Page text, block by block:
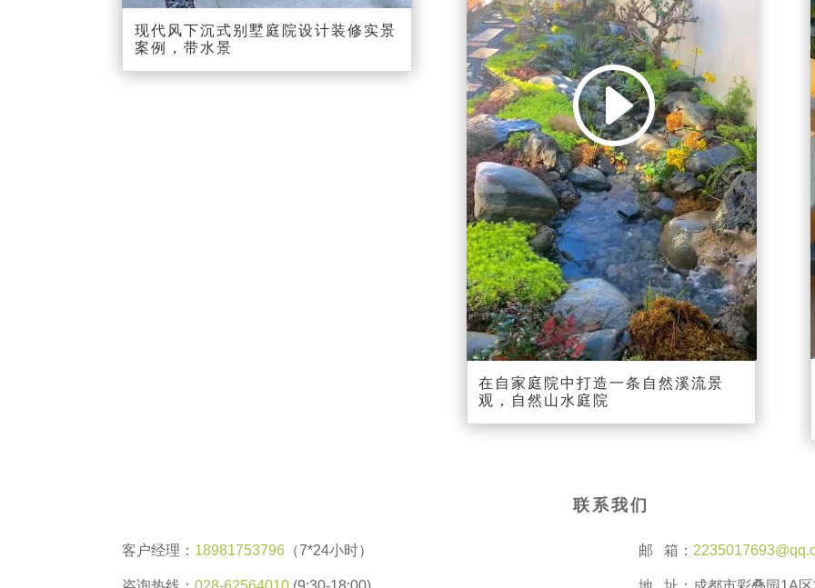
现代风下沉式别墅庭院设计装修实景
案例，带水景
00:00 00:08
在自家庭院中打造一条自然溪流景
观，自然山水庭院
联系我们
客户经理： 18981753796 （7*24小时） 邮 箱：